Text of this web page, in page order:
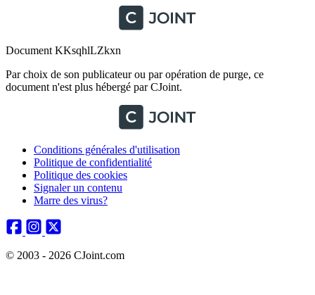
Document KKsqhlLZkxn
Par choix de son publicateur ou par opération de purge, ce
document n'est plus hébergé par CJoint.
Conditions générales d'utilisation
Politique de confidentialité
Politique des cookies
Signaler un contenu
Marre des virus?
© 2003 - 2026 CJoint.com